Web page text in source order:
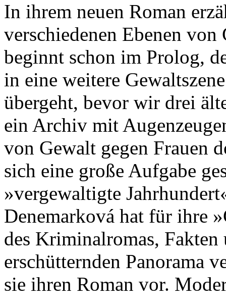
In ihrem neuen Roman
verschiedenen Ebenen
beginnt schon im Prolog,
in eine weitere
übergeht, bevor wir drei
ein Archiv mit
von Gewalt gegen Frauen
sich eine große Aufgabe
»vergewaltigte
Denemarková hat für ihre
des Kriminalromas,
erschütternden Panorama
sie ihren Roman vor.